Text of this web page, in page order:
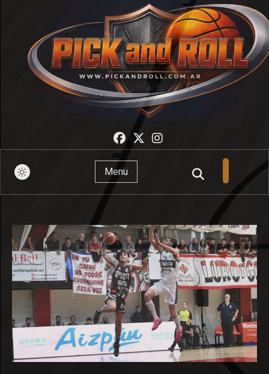
Pick And Roll
Menu